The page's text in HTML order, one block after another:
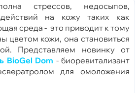
стрессов, недосыпов,
на кожу таких как
среда - это приводит к тому
цветом кожи, она становиться
Представляем новинку от
BioGel Dom -биоревитализант
для омоложения